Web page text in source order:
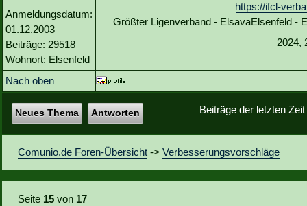
Anmeldungsdatum:
01.12.2003
Beiträge: 29518
Wohnort: Elsenfeld
https://ifcl-
Größter Ligenverband - ElsavaElsenfeld -
2024,
Nach oben
Beiträge der letzten
Neues Thema Antworten
Comunio.de Foren-Übersicht ->Verbesserungsvorschläge
Seite 15 von 17